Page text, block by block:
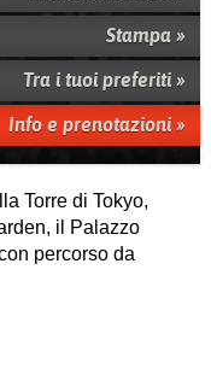
Stampa »
Tra i tuoi preferiti »
Info e prenotazioni »
Torre di Tokyo,
il Palazzo
percorso da